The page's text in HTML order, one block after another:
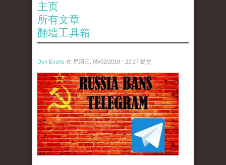
主页
所有文章
翻墙工具箱
Don Evans 在 星期三, 05/02/2018 - 22:27 提交
tou_.jpeg